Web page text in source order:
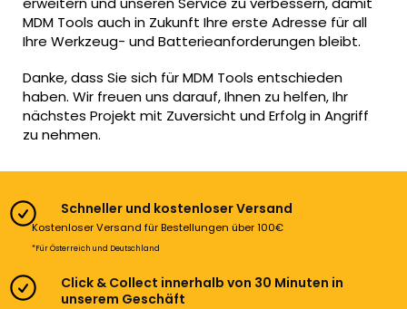
MDM Tools auch in Zukunft Ihre erste Adresse für all
Ihre Werkzeug- und Batterieanforderungen bleibt.
Danke, dass Sie sich für MDM Tools entschieden
haben. Wir freuen uns darauf, Ihnen zu helfen, Ihr
nächstes Projekt mit Zuversicht und Erfolg in Angriff
zu nehmen.
Schneller und kostenloser Versand
Kostenloser Versand für Bestellungen über 100€
*Für Österreich und Deutschland
Click & Collect innerhalb von 30 Minuten in
unserem Geschäft